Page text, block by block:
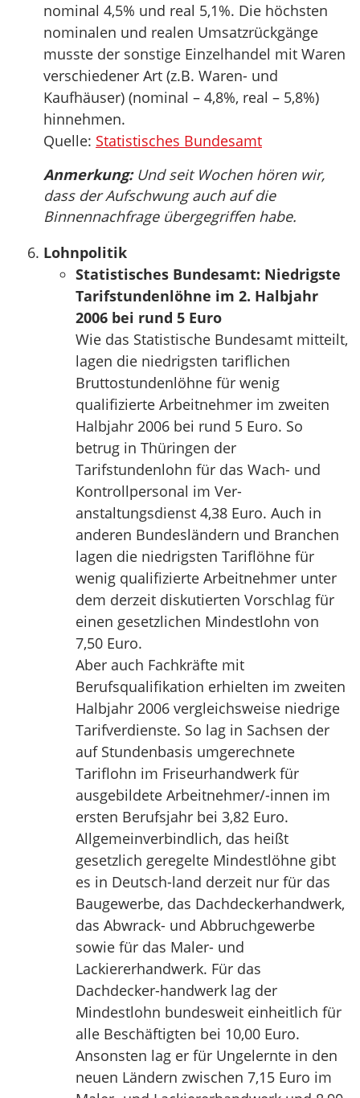
nominal 4,5% und real 5,1%. Die höchsten
nominalen und realen Umsatzrückgänge
musste der sonstige Einzelhandel mit Waren
verschiedener Art (z.B. Waren- und
Kaufhäuser) (nominal – 4,8%, real – 5,8%)
hinnehmen.
Quelle: Statistisches Bundesamt
Anmerkung:Und seit Wochen hören wir,
dass der Aufschwung auch auf die
Binnennachfrage übergegriffen habe.
Lohnpolitik
Statistisches Bundesamt: Niedrigste
Tarifstundenlöhne im 2. Halbjahr
2006 bei rund 5 Euro
Wie das Statistische Bundesamt mitteilt,
lagen die niedrigsten tariflichen
Bruttostundenlöhne für wenig
qualifizierte Arbeitnehmer im zweiten
Halbjahr 2006 bei rund 5 Euro. So
betrug in Thüringen der
Tarifstundenlohn für das Wach- und
Kontrollpersonal im Ver-
anstaltungsdienst 4,38 Euro. Auch in
anderen Bundesländern und Branchen
lagen die niedrigsten Tariflöhne für
wenig qualifizierte Arbeitnehmer unter
dem derzeit diskutierten Vorschlag für
einen gesetzlichen Mindestlohn von
7,50 Euro.
Aber auch Fachkräfte mit
Berufsqualifikation erhielten im zweiten
Halbjahr 2006 vergleichsweise niedrige
Tarifverdienste. So lag in Sachsen der
auf Stundenbasis umgerechnete
Tariflohn im Friseurhandwerk für
ausgebildete Arbeitnehmer/-innen im
ersten Berufsjahr bei 3,82 Euro.
Allgemeinverbindlich, das heißt
gesetzlich geregelte Mindestlöhne gibt
es in Deutsch-land derzeit nur für das
Baugewerbe, das Dachdeckerhandwerk,
das Abwrack- und Abbruchgewerbe
sowie für das Maler- und
Lackiererhandwerk. Für das
Dachdecker-handwerk lag der
Mindestlohn bundesweit einheitlich für
alle Beschäftigten bei 10,00 Euro.
Ansonsten lag er für Ungelernte in den
neuen Ländern zwischen 7,15 Euro im